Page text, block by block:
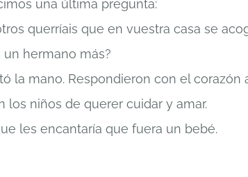
una última pregunta:
querríais que en vuestra casa se
hermano más?
la mano. Respondieron con el
los niños de querer cuidar y amar.
les encantaría que fuera un bebé.